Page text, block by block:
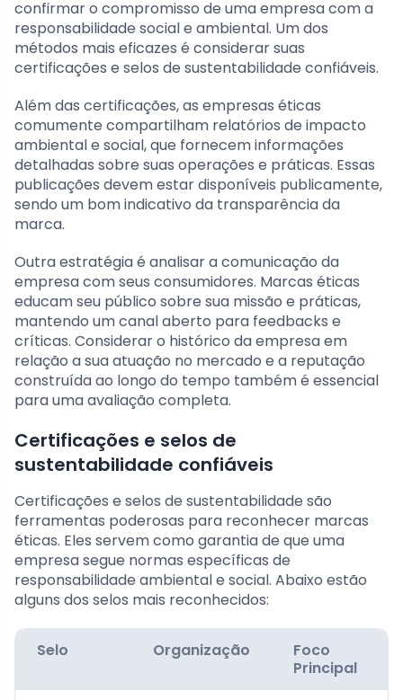
confirmar o compromisso de uma empresa com a
responsabilidade social e ambiental. Um dos
métodos mais eficazes é considerar suas
certificações e selos de sustentabilidade confiáveis.
Além das certificações, as empresas éticas
comumente compartilham relatórios de impacto
ambiental e social, que fornecem informações
detalhadas sobre suas operações e práticas. Essas
publicações devem estar disponíveis publicamente,
sendo um bom indicativo da transparência da
marca.
Outra estratégia é analisar a comunicação da
empresa com seus consumidores. Marcas éticas
educam seu público sobre sua missão e práticas,
mantendo um canal aberto para feedbacks e
críticas. Considerar o histórico da empresa em
relação a sua atuação no mercado e a reputação
construída ao longo do tempo também é essencial
para uma avaliação completa.
Certificações e selos de
sustentabilidade confiáveis
Certificações e selos de sustentabilidade são
ferramentas poderosas para reconhecer marcas
éticas. Eles servem como garantia de que uma
empresa segue normas específicas de
responsabilidade ambiental e social. Abaixo estão
alguns dos selos mais reconhecidos:
Selo Organização
Foco
Principal